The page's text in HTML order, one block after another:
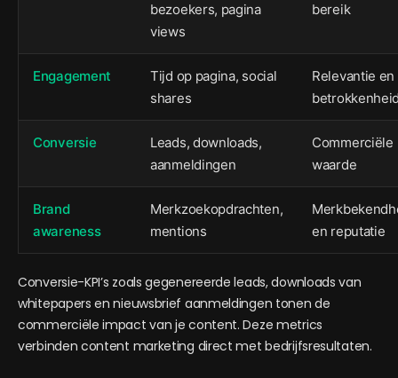
bezoekers, pagina
views
bereik
Engagement
Tijd op pagina, social
shares
Relevantie en
Conversie
Leads, downloads,
aanmeldingen
Commerciële
waarde
Brand
awareness
Merkzoekopdrachten,
mentions
en reputatie
Conversie-KPI’s zoals gegenereerde leads, downloads van
whitepapers en nieuwsbrief aanmeldingen tonen de
commerciële impact van je content. Deze metrics
verbinden content marketing direct met bedrijfsresultaten.